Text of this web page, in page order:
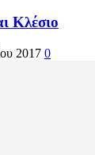
Κλέσιο
2017 0